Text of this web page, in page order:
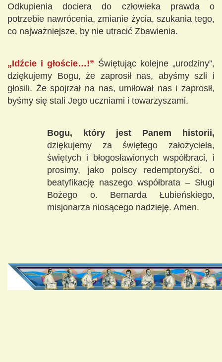
Odkupienia dociera do człowieka prawda o
potrzebie nawrócenia, zmianie życia, szukania tego,
co najważniejsze, by nie utracić Zbawienia.
„Idźcie i głoście…!” Świętując kolejne „urodziny”,
dziękujemy Bogu, że zaprosił nas, abyśmy szli i
głosili. Że spojrzał na nas, umiłował nas i zaprosił,
byśmy się stali Jego uczniami i towarzyszami.
Bogu, który jest Panem historii,
dziękujemy za świętego założyciela,
świętych i błogosławionych współbraci, i
prosimy, jako polscy redemptoryści, o
beatyfikację naszego współbrata – Sługi
Bożego o. Bernarda Łubieńskiego,
misjonarza niosącego nadzieję. Amen.